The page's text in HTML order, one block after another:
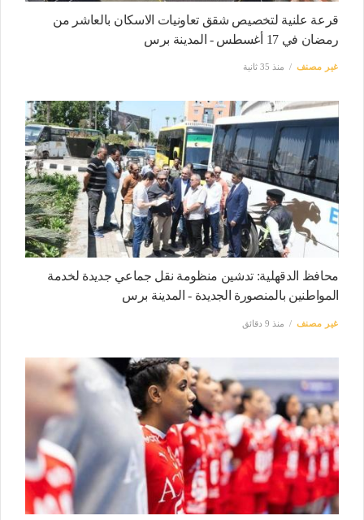
قرعة علنية لتخصيص شقق تعاونيات الاسكان بالعاشر من
رمضان في 17 أغسطس - المدينة برس
غير مصنف منذ 35 ثانية
محافظ الدقهلية: تدشين منظومة نقل جماعي جديدة لخدمة
المواطنين بالمنصورة الجديدة - المدينة برس
غير مصنف منذ 9 دقائق